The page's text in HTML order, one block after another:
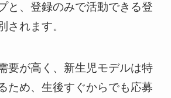
と、登録のみで活動できる登
されます。
要が高く、新生児モデルは特
ため、生後すぐからでも応募